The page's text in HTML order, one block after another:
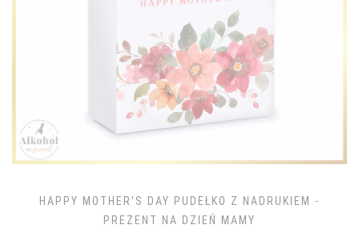
HAPPY MOTHER'S DAY PUDEŁKO Z NADRUKIEM -
PREZENT NA DZIEŃ MAMY